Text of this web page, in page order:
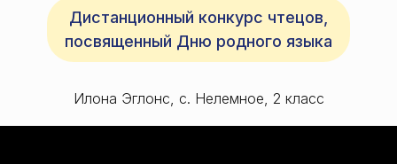
Дистанционный конкурс чтецов,
посвященный Дню родного языка
Илона Эглонс, с. Нелемное, 2 класс